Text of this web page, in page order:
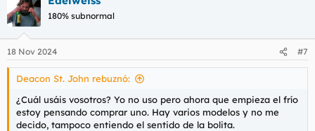
c
i
e
s
180% subnormal
18 Nov 2024 #7
Deacon St. John rebuznó:
¿Cuál usáis vosotros? Yo no uso pero ahora que empieza el frío
estoy pensando comprar uno. Hay varios modelos y no me
decido, tampoco entiendo el sentido de la bolita.